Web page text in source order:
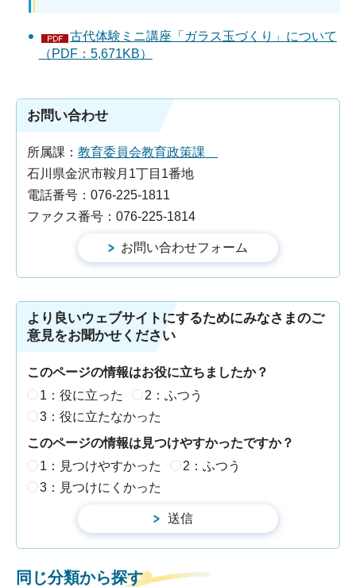
古代体験ミニ講座「ガラス玉づくり」について
（PDF：5,671KB）
お問い合わせ
所属課： 教育委員会教育政策課
石川県金沢市鞍月1丁目1番地
電話番号：076-225-1811
ファクス番号：076-225-1814
より良いウェブサイトにするためにみなさまのご
意見をお聞かせください
このページの情報はお役に立ちましたか？
1：役に立った
2：ふつう
3：役に立たなかった
このページの情報は見つけやすかったですか？
1：見つけやすかった
2：ふつう
3：見つけにくかった
同じ分類から探す